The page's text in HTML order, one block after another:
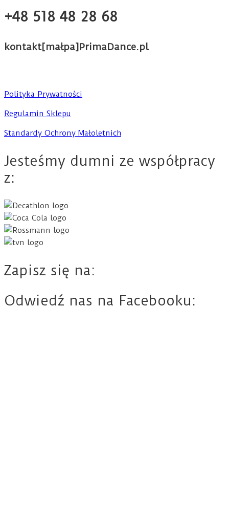
+48 518 48 28 68
kontakt[małpa]PrimaDance.pl
Polityka Prywatności
Regulamin Sklepu
Standardy Ochrony Małoletnich
Jesteśmy dumni ze współpracy
z:
Zapisz się na:
Odwiedź nas na Facebooku: